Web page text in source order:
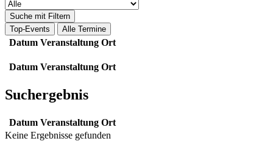
Suche mit Filtern
Top-Events
Alle Termine
Datum Veranstaltung Ort
Datum Veranstaltung Ort
Suchergebnis
Datum Veranstaltung Ort
Keine Ergebnisse gefunden